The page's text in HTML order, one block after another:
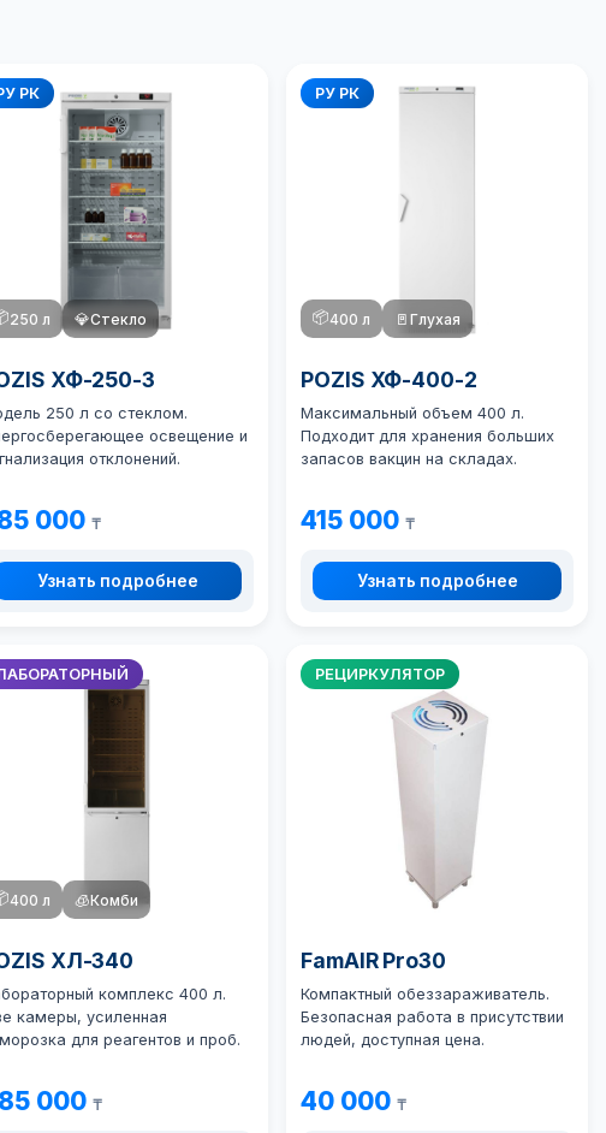
РК
250 л 💎Стекло
ХФ-250-3
250 л со стеклом.
освещение и
отклонений.
000₸
Узнать подробнее
РУ РК
📦400 л 🚪Глухая
POZIS ХФ-400-2
Максимальный объем 400 л.
Подходит для хранения больших
запасов вакцин на складах.
415 000₸
Узнать подробнее
400 л 🧊Комби
ХЛ-340
комплекс 400 л.
камеры, усиленная
для реагентов и проб.
000₸
РЕЦИРКУЛЯТОР
FamAIR Pro30
Компактный обеззараживатель.
Безопасная работа в присутствии
людей, доступная цена.
40 000₸